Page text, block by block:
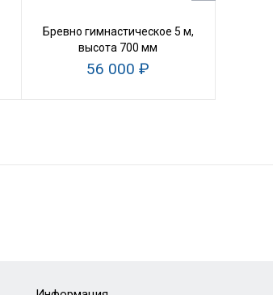
Бревно гимнастическое 5 м,
высота 700 мм
56 000 ₽